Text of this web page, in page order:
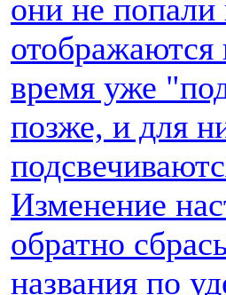
они не попали
время уже
позже, и для
Изменение
обратно
названия по